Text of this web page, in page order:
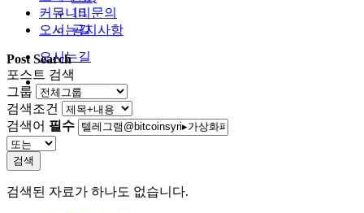
1:1 문의
공지사항
오시는길
커뮤니티
오시는길
Post Search
포스트 검색
그룹
검색조건
검색어 필수
검색
검색된 자료가 하나도 없습니다.